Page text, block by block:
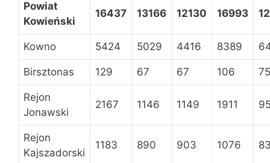
Powiat
Kowieński
16437 13166 12130 16993
Kowno 5424 5029 4416 8389
Birsztonas 129 67 67 106 75
Rejon
Jonawski
2167 1146 1149 1911
Rejon
Kajszadorski
1183 890 903 1076